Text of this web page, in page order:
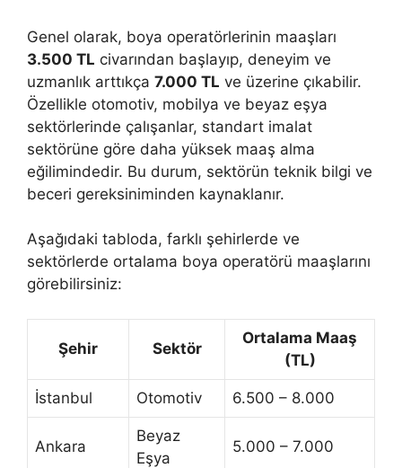
Genel olarak, boya operatörlerinin maaşları
3.500 TL civarından başlayıp, deneyim ve
uzmanlık arttıkça 7.000 TL ve üzerine çıkabilir.
Özellikle otomotiv, mobilya ve beyaz eşya
sektörlerinde çalışanlar, standart imalat
sektörüne göre daha yüksek maaş alma
eğilimindedir. Bu durum, sektörün teknik bilgi ve
beceri gereksiniminden kaynaklanır.
Aşağıdaki tabloda, farklı şehirlerde ve
sektörlerde ortalama boya operatörü maaşlarını
görebilirsiniz:
Şehir Sektör
Ortalama Maaş
(TL)
İstanbul Otomotiv 6.500 – 8.000
Ankara
Beyaz
Eşya
5.000 – 7.000